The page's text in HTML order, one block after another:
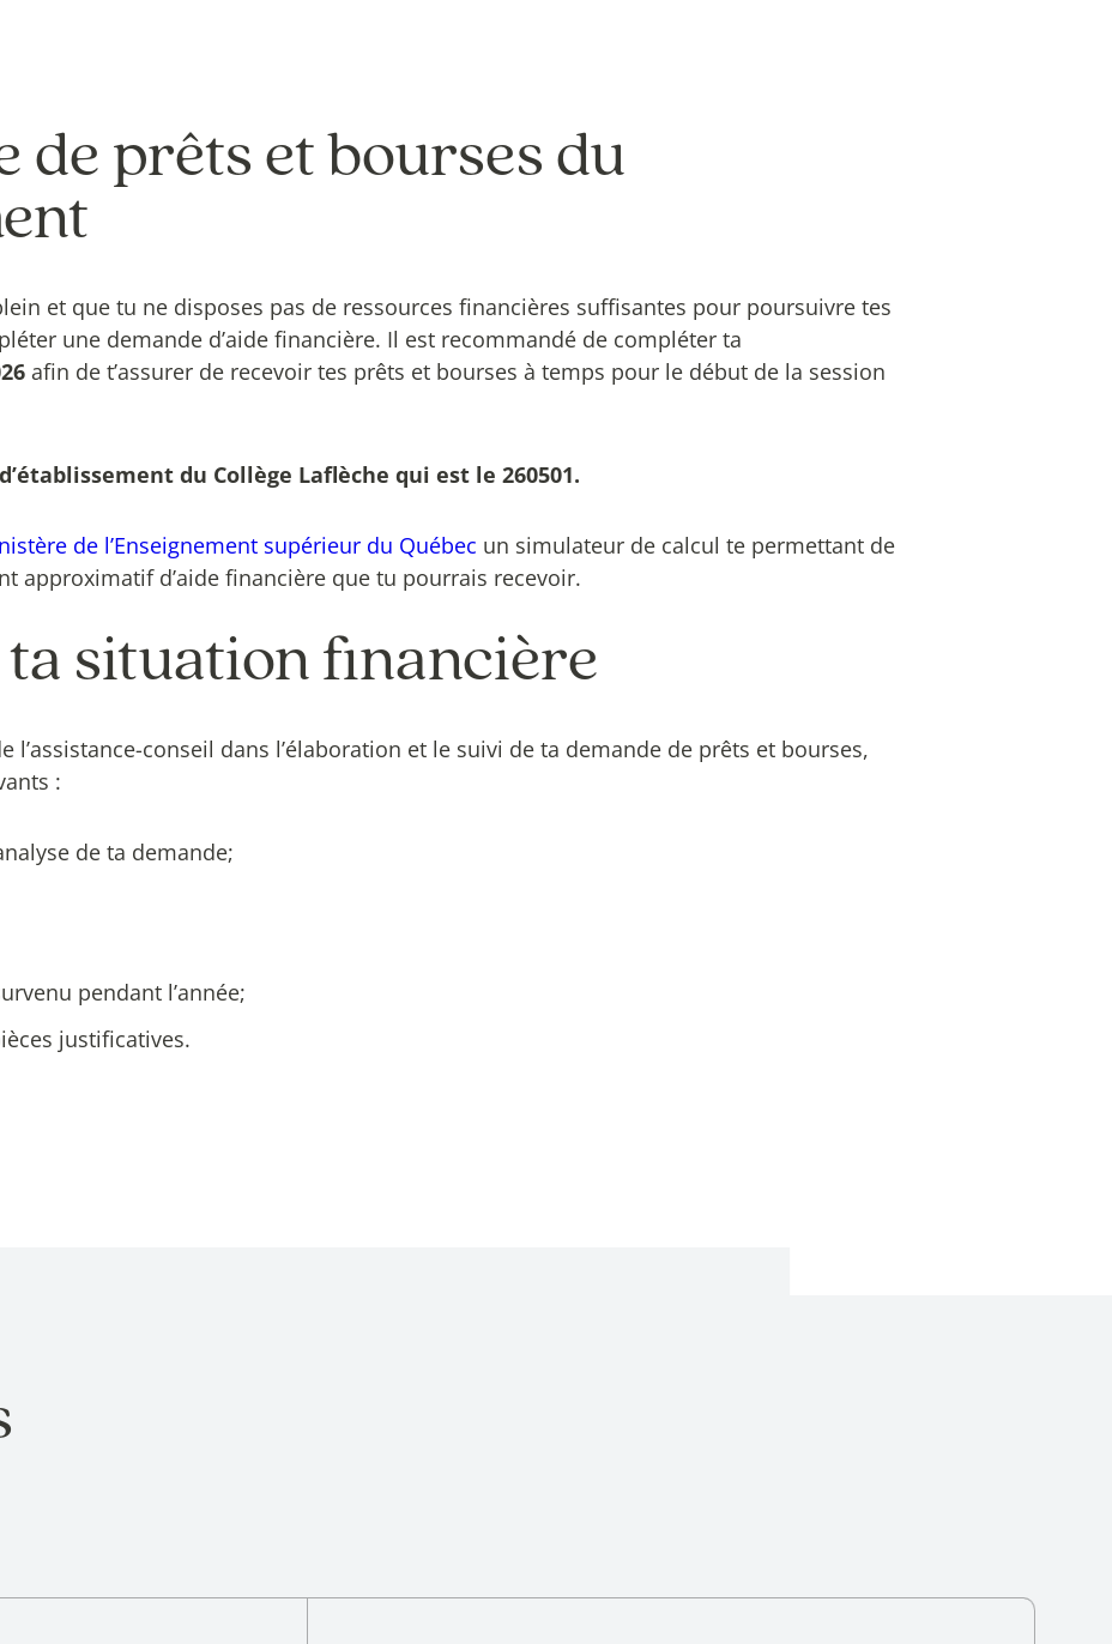
de prêts et bourses du
et que tu ne disposes pas de ressources financières suffisantes pour poursuivre tes
une demande d’aide financière. Il est recommandé de compléter ta
afin de t’assurer de recevoir tes prêts et bourses à temps pour le début de la session
du Collège Laflèche qui est le 260501.
de l’Enseignement supérieur du Québec un simulateur de calcul te permettant de
approximatif d’aide financière que tu pourrais recevoir.
ta situation financière
l’assistance-conseil dans l’élaboration et le suivi de ta demande de prêts et bourses,
:
de ta demande;
pendant l’année;
justificatives.